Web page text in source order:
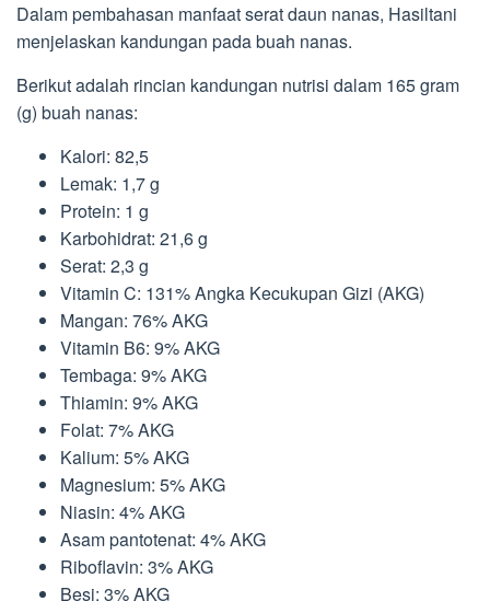
Dalam pembahasan manfaat serat daun nanas, Hasiltani
menjelaskan kandungan pada buah nanas.
Berikut adalah rincian kandungan nutrisi dalam 165 gram
(g) buah nanas:
Kalori: 82,5
Lemak: 1,7 g
Protein: 1 g
Karbohidrat: 21,6 g
Serat: 2,3 g
Vitamin C: 131% Angka Kecukupan Gizi (AKG)
Mangan: 76% AKG
Vitamin B6: 9% AKG
Tembaga: 9% AKG
Thiamin: 9% AKG
Folat: 7% AKG
Kalium: 5% AKG
Magnesium: 5% AKG
Niasin: 4% AKG
Asam pantotenat: 4% AKG
Riboflavin: 3% AKG
Besi: 3% AKG